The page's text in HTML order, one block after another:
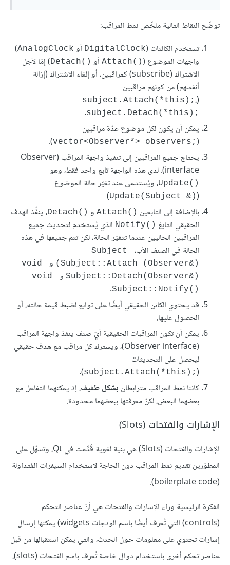
توضّح النقاط التالية ملخّص نمط المراقب:
تستخدم الكائنات (‎DigitalClock‎ أو ‎AnalogClock‎
)
واجهات الموضوع (‎Attach()‎ أو ‎Detach()‎) إمّا لأجل
الاشتراك (subscribe) كمراقبين، أو إلغاء الاشتراك (إزالة
أنفسهم) من كونهم مراقبين
(
‎subject.Attach(*this);‎ ،
‎subject.Detach(*this);‎
.
يمكن أن يكون لكل موضوع عدّة مراقبين
(
‎vector<Observer*> observers;‎
).
يحتاج جميع المراقبين إلى تنفيذ واجهة المراقب (Observer
interface). لدى هذه الواجهة تابع واحد فقط، وهو
‎Update()‎، ويُستدعى عند تغيّر حالة الموضوع
(
‎Update(Subject &)‎
)
بالإضافة إلى التابعين ‎Attach()‎ و ‎Detach()‎، ينفِّذ الهدف
الحقيقي التابعَ ‎Notify()‎ الذي يُستخدم لتحديث جميع
المراقبين الحاليين عندما تتغيّر الحالة، لكن تتم جميعها في هذه
الحالة في الصنف الأب،
Subject
(Subject::Attach (Observer&)‎ و
‎void
Subject::Detach(Observer&)‎ و
void
Subject::Notify()‎
.
قد يحتوي الكائن الحقيقي أيضًا على توابع لضبط قيمة حالته، أو
الحصول عليها.
يمكن أن تكون المراقبات الحقيقية أيّ صنف ينفذ واجهة المراقب
(Observer interface)، ويشترك كل مراقب مع هدف حقيقي
ليحصل على التحديثات
(
‎subject.Attach(*this);‎
).
كائنا نمط المراقب مترابطان بشكل طفيف، إذ يمكنهما التفاعل مع
بعضهما البعض، لكنّ معرفتها ببعضهما محدودة.
الإشارات والفتحات (Slots)
الإشارات والفتحات (Slots) هي بنية لغوية قُدِّمت في Qt، وتسهّل على
المطوّرين تقديم نمط المراقب دون الحاجة لاستخدام الشيفرات المُتداولة
(boilerplate code).
الفكرة الرئيسية وراء الإشارات والفتحات هي أنّ عناصر التحكم
(controls) التي تُعرف أيضًا باسم الودجات widgets) يمكنها إرسال
إشارات تحتوي على معلومات حول الحدث، والتي يمكن استقبالها من قبل
عناصر تحكم أخرى باستخدام دوال خاصة تُعرف باسم الفتحات (slots)،